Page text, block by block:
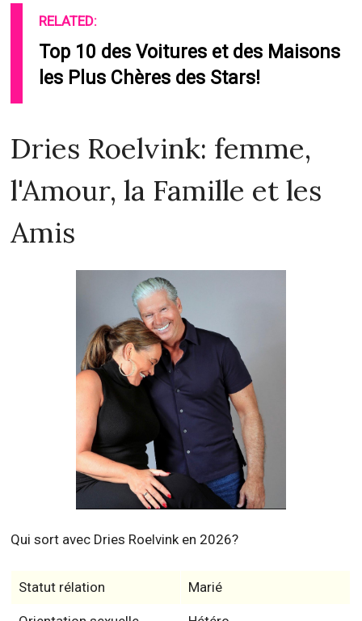
RELATED:
Top 10 des Voitures et des Maisons
les Plus Chères des Stars!
Dries Roelvink: femme,
l'Amour, la Famille et les
Amis
Qui sort avec Dries Roelvink en 2026?
Statut rélation Marié